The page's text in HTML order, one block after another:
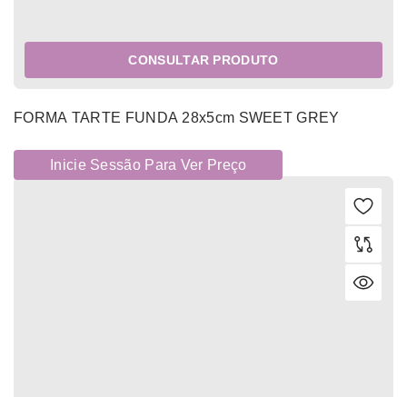
CONSULTAR PRODUTO
FORMA TARTE FUNDA 28x5cm SWEET GREY
Inicie Sessão Para Ver Preço